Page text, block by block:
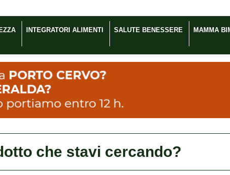
INTEGRATORI ALIMENTI SALUTE BENESSERE MAMMA
che stavi cercando?